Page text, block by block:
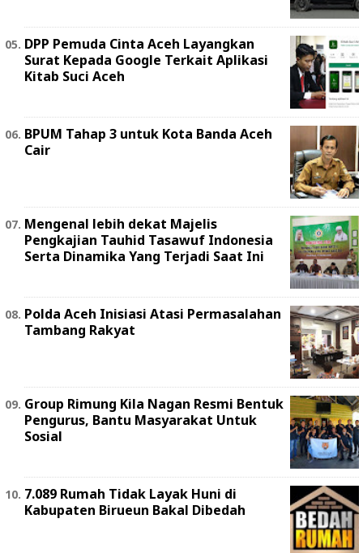
DPP Pemuda Cinta Aceh Layangkan
Surat Kepada Google Terkait Aplikasi
Kitab Suci Aceh
BPUM Tahap 3 untuk Kota Banda Aceh
Cair
Mengenal lebih dekat Majelis
Pengkajian Tauhid Tasawuf Indonesia
Serta Dinamika Yang Terjadi Saat Ini
Polda Aceh Inisiasi Atasi Permasalahan
Tambang Rakyat
Group Rimung Kila Nagan Resmi Bentuk
Pengurus, Bantu Masyarakat Untuk
Sosial
7.089 Rumah Tidak Layak Huni di
Kabupaten Birueun Bakal Dibedah